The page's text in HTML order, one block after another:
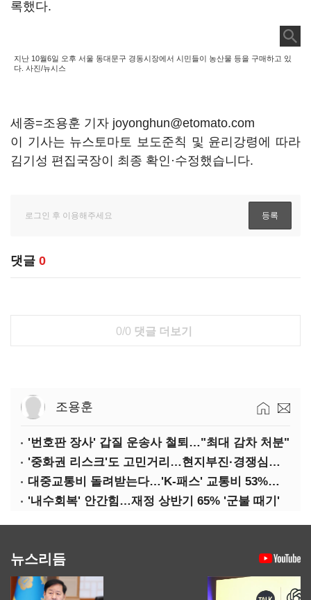
록했다.
지난 10월6일 오후 서울 동대문구 경동시장에서 시민들이 농산물 등을 구매하고 있
다. 사진/뉴시스
세종=조용훈 기자 joyonghun@etomato.com
이 기사는 뉴스토마토 보도준칙 및 윤리강령에 따라
김기성 편집국장이 최종 확인·수정했습니다.
댓글 0
0/0 댓글 더보기
조용훈
'번호판 장사' 갑질 운송사 철퇴…"최대 감차 처분"
'중화권 리스크'도 고민거리…현지부진·경쟁심화·양안냉각
대중교통비 돌려받는다…'K-패스' 교통비 53%까지 환급
'내수회복' 안간힘…재정 상반기 65% '군불 때기'
뉴스리듬